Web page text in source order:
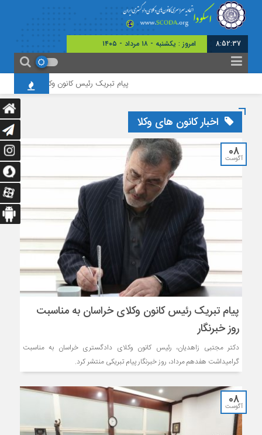
8:52:38 امروز : یکشنبه - ۱۸ مرداد - ۱۴۰۵
پیام تبریک رئیس کانون وکلای چهارمحال و
اخبار کانون های وکلا
08
آگوست
پیام تبریک رئیس کانون وکلای خراسان به مناسبت
روز خبرنگار
دکتر مجتبی زاهدیان، رئیس کانون وکلای دادگستری خراسان به مناسبت
گرامیداشت هفدهم مرداد، روز خبرنگار پیام تبریکی منتشر کرد.
08
آگوست